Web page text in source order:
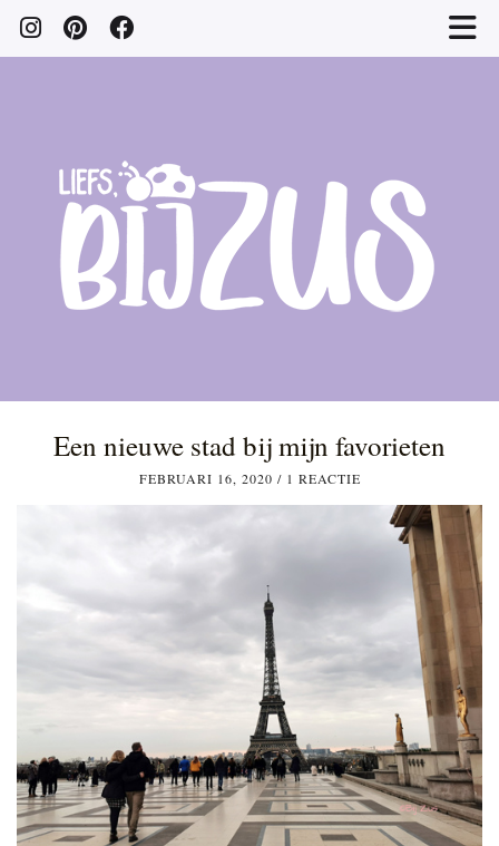
Een nieuwe stad bij mijn favorieten
FEBRUARI 16, 2020 / 1 REACTIE